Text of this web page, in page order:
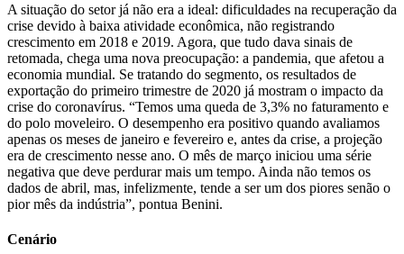
A situação do setor já não era a ideal: dificuldades na recuperação da
crise devido à baixa atividade econômica, não registrando
crescimento em 2018 e 2019. Agora, que tudo dava sinais de
retomada, chega uma nova preocupação: a pandemia, que afetou a
economia mundial. Se tratando do segmento, os resultados de
exportação do primeiro trimestre de 2020 já mostram o impacto da
crise do coronavírus. “Temos uma queda de 3,3% no faturamento e
do polo moveleiro. O desempenho era positivo quando avaliamos
apenas os meses de janeiro e fevereiro e, antes da crise, a projeção
era de crescimento nesse ano. O mês de março iniciou uma série
negativa que deve perdurar mais um tempo. Ainda não temos os
dados de abril, mas, infelizmente, tende a ser um dos piores senão o
pior mês da indústria”, pontua Benini.
Cenário